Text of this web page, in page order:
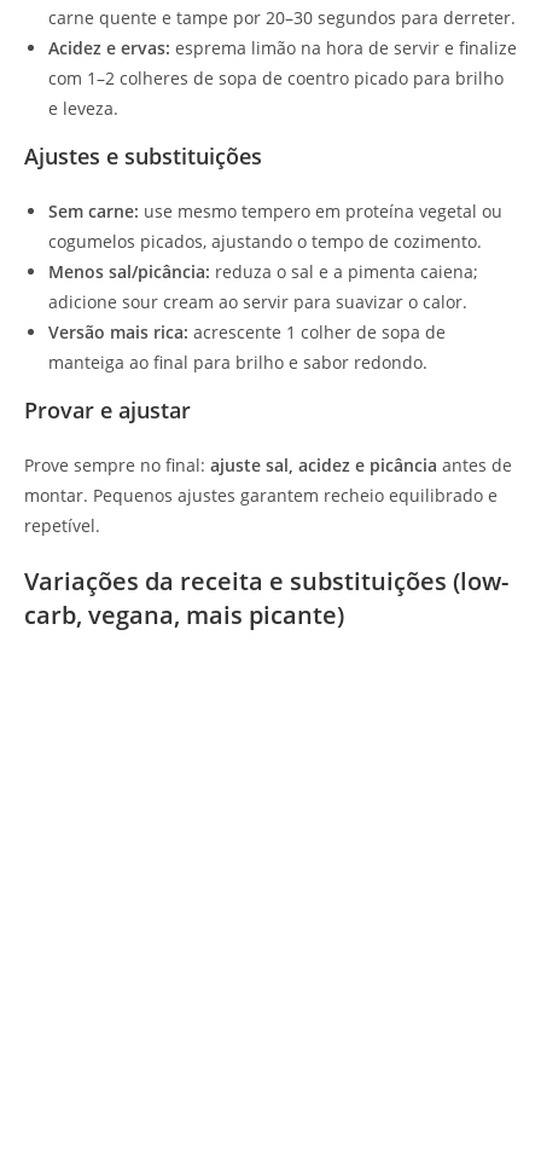
carne quente e tampe por 20–30 segundos para derreter.
Acidez e ervas: esprema limão na hora de servir e finalize
com 1–2 colheres de sopa de coentro picado para brilho
e leveza.
Ajustes e substituições
Sem carne: use mesmo tempero em proteína vegetal ou
cogumelos picados, ajustando o tempo de cozimento.
Menos sal/picância: reduza o sal e a pimenta caiena;
adicione sour cream ao servir para suavizar o calor.
Versão mais rica: acrescente 1 colher de sopa de
manteiga ao final para brilho e sabor redondo.
Provar e ajustar
Prove sempre no final: ajuste sal, acidez e picância antes de
montar. Pequenos ajustes garantem recheio equilibrado e
repetível.
Variações da receita e substituições (low-
carb, vegana, mais picante)